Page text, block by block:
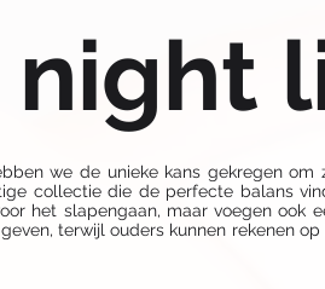
night
we de unieke kans gekregen
collectie die de perfecte balans
het slapengaan, maar voegen ook
terwijl ouders kunnen rekenen